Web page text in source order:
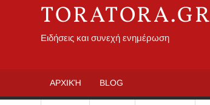
TORATORA.GR
Ειδήσεις και συνεχή ενημέρωση
ΑΡΧΙΚΉ BLOG